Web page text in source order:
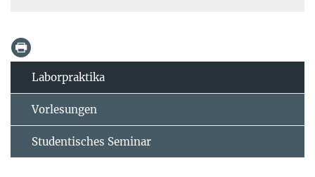
Laborpraktika
Vorlesungen
Studentisches Seminar